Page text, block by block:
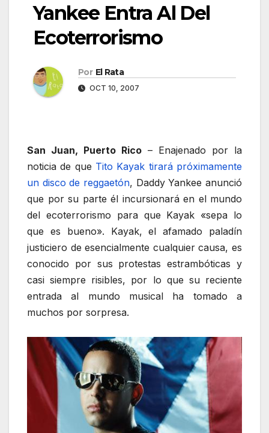
Yankee Entra Al Del
Ecoterrorismo
Por El Rata
OCT 10, 2007
San Juan, Puerto Rico – Enajenado por la
noticia de que Tito Kayak tirará próximamente
un disco de reggaetón, Daddy Yankee anunció
que por su parte él incursionará en el mundo
del ecoterrorismo para que Kayak «sepa lo
que es bueno». Kayak, el afamado paladín
justiciero de esencialmente cualquier causa, es
conocido por sus protestas estrambóticas y
casi siempre risibles, por lo que su reciente
entrada al mundo musical ha tomado a
muchos por sorpresa.